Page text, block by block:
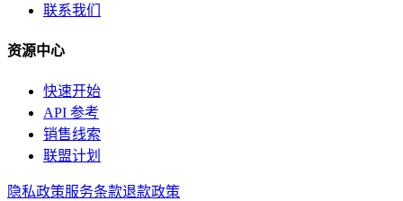
联系我们
资源中心
快速开始
API 参考
销售线索
联盟计划
隐私政策服务条款退款政策